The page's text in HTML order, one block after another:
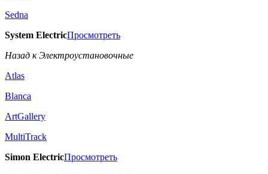
Sedna
System ElectricПросмотреть
Назад к Электроустановочные
Atlas
Blanca
ArtGallery
MultiTrack
Simon ElectricПросмотреть